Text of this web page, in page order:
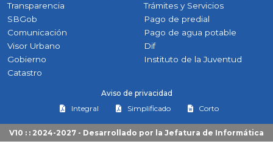
Transparencia
SBGob
Comunicación
Visor Urbano
Gobierno
Catastro
Trámites y Servicios
Pago de predial
Pago de agua potable
Dif
Instituto de la Juventud
Aviso de privacidad
Integral
Simplificado Corto
V10 : : 2024-2027 - Desarrollado por la Jefatura de Informática